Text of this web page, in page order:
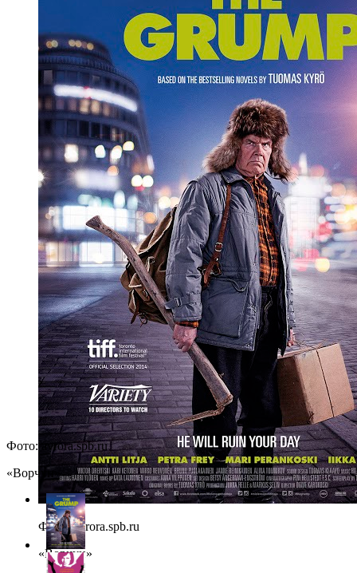
Фото: avrora.spb.ru
«Ворчун»
Фото: avrora.spb.ru
«Ворчун»